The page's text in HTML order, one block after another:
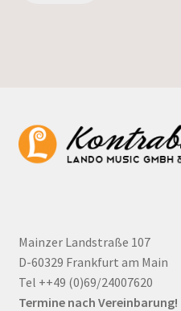
Mainzer Landstraße 107
D-60329 Frankfurt am Main
Tel ++49 (0)69/24007620
Termine nach Vereinbarung!